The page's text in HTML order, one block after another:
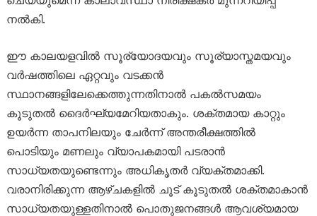
നൽകി.
ഈ കാലയളവിൽ സൂര്യോദയവും സൂര്യാസ്തമയവും
വർഷത്തിലെ ഏറ്റവും വടക്കൻ
സ്ഥാനങ്ങളിലേക്കെത്തുന്നതിനാൽ പകൽസമയം
കൂടുതൽ ദൈർഘ്യമേറിയതാകും. ശക്തമായ കാറ്റും
ഉയർന്ന താപനിലയും ചേർന്ന് അന്തരീക്ഷത്തിൽ
പൊടിയും മണലും വ്യാപകമായി പടരാൻ
സാധ്യതയുണ്ടെന്നും അധികൃതർ വ്യക്തമാക്കി.
വരാനിരിക്കുന്ന ആഴ്ചകളിൽ ചൂട് കൂടുതൽ ശക്തമാകാൻ
സാധ്യതയുള്ളതിനാൽ പൊതുജനങ്ങൾ ആവശ്യമായ